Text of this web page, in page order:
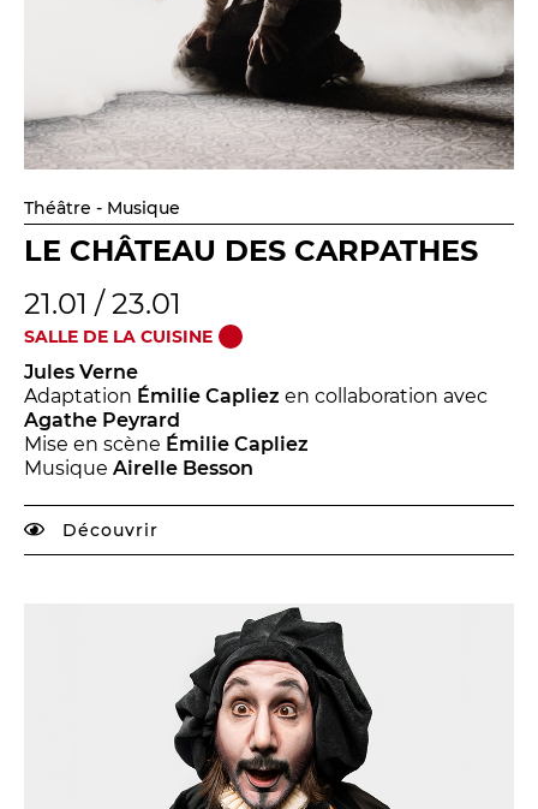
Théâtre - Musique
LE CHÂTEAU DES CARPATHES
21.01 / 23.01
SALLE DE LA CUISINE
Jules Verne
Adaptation Émilie Capliez en collaboration avec
Agathe Peyrard
Mise en scène Émilie Capliez
Musique Airelle Besson
Découvrir